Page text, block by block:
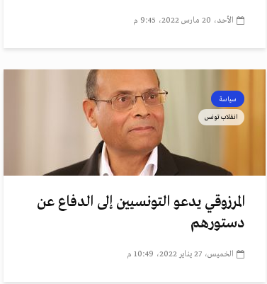
الأحد، 20 مارس 2022، 9:45 م
سياسة
انقلاب تونس
المرزوقي يدعو التونسيين إلى الدفاع عن
دستورهم
الخميس، 27 يناير 2022، 10:49 م